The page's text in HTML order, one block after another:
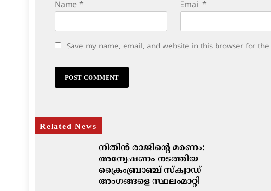
Name * Email *
Save my name, email, and website in this browser for
Related News
നിതിൻ രാജിന്റെ മരണം:
അന്വേഷണം നടത്തിയ
ക്രൈംബ്രാഞ്ച് സ്ക്വാഡ്
അംഗങ്ങളെ സ്ഥലംമാറ്റി